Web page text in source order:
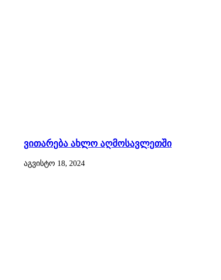
ვითარება ახლო აღმოსავლეთში
აგვისტო 18, 2024